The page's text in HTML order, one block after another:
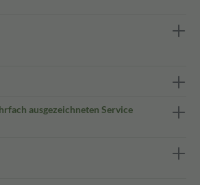
ausgezeichneten Service